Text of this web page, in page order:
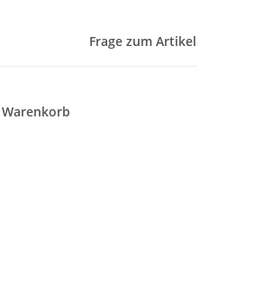
Frage zum Artikel